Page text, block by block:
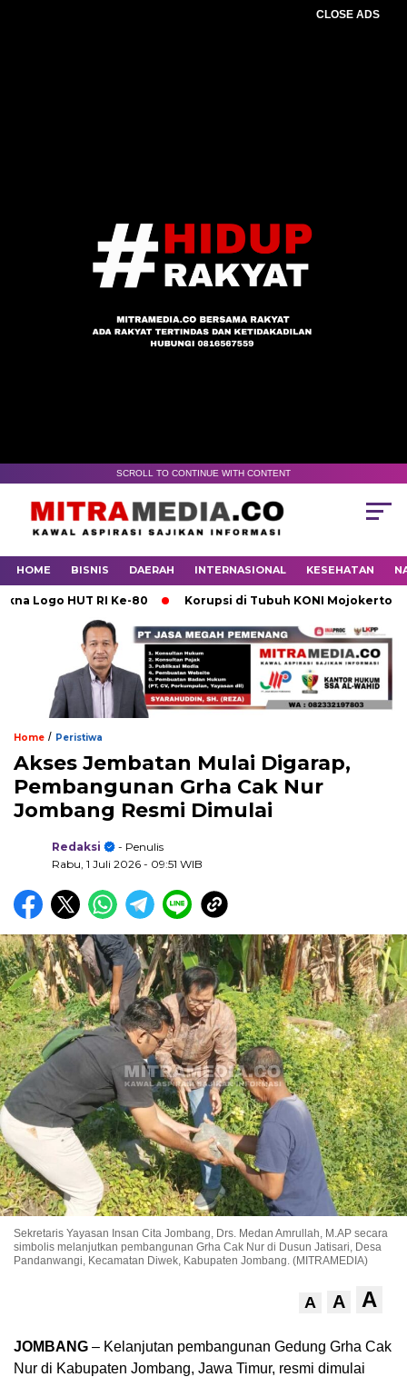
CLOSE ADS
SCROLL TO CONTINUE WITH CONTENT
HOME BISNIS DAERAH INTERNASIONAL KESEHATAN
HUT RI Ke-80 Korupsi di Tubuh KONI Mojokerto Karena
Home / Peristiwa
Akses Jembatan Mulai Digarap,
Pembangunan Grha Cak Nur
Jombang Resmi Dimulai
Redaksi
- Penulis
Rabu, 1 Juli 2026 - 09:51 WIB
Sekretaris Yayasan Insan Cita Jombang, Drs. Medan Amrullah, M.AP secara
simbolis melanjutkan pembangunan Grha Cak Nur di Dusun Jatisari, Desa
Pandanwangi, Kecamatan Diwek, Kabupaten Jombang. (MITRAMEDIA)
A A A
JOMBANG – Kelanjutan pembangunan Gedung Grha Cak
Nur di Kabupaten Jombang, Jawa Timur, resmi dimulai